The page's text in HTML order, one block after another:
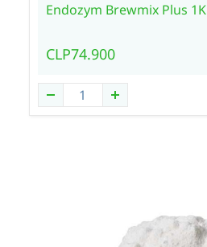
Endozym Brewmix Plus 1K
CLP74.900